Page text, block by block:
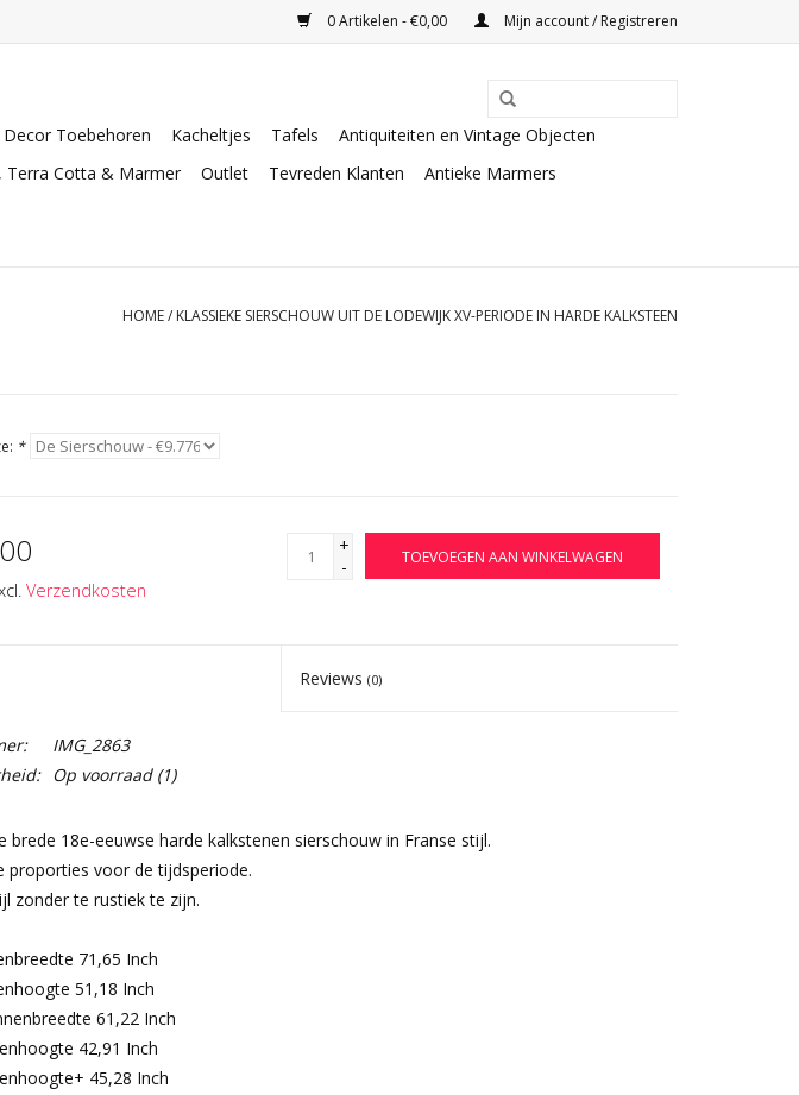
0 Artikelen - €0,00 Mijn account / Registreren
Toebehoren Kacheltjes Tafels
Antiquiteiten en Vintage Objecten
Terra Cotta & Marmer Outlet Tevreden Klanten
Antieke Marmers
HOME/ KLASSIEKE SIERSCHOUW UIT DE LODEWIJK XV-PERIODE IN HARDE KALKSTEEN
*
Verzendkosten
+
-
TOEVOEGEN AAN WINKELWAGEN
Reviews(0)
IMG_2863
Op voorraad(1)
brede 18e-eeuwse harde kalkstenen sierschouw in Franse stijl.
proporties voor de tijdsperiode.
zonder te rustiek te zijn.
71,65 Inch
51,18 Inch
61,22 Inch
42,91 Inch
45,28 Inch